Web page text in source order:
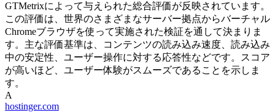
GTMetrixによって与えられた総合評価が反映されています。
この評価は、世界のさまざまなサーバー拠点からバーチャル
Chromeブラウザを使って実施された検証を通して決まりま
す。主な評価基準は、コンテンツの読み込み速度、読み込み
中の安定性、ユーザー操作に対する応答性などです。スコア
が高いほど、ユーザー体験がスムーズであることを示しま
す。
A
hostinger.com